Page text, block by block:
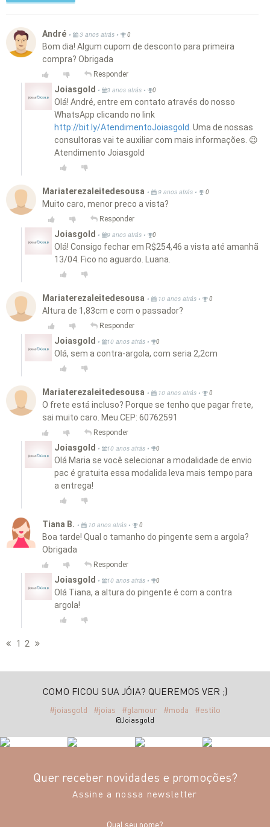
André • 3 anos atrás • 0
Bom dia! Algum cupom de desconto para primeira
compra? Obrigada
Responder
Joiasgold • 3 anos atrás • 0
Olá! André, entre em contato através do nosso
WhatsApp clicando no link
http://bit.ly/AtendimentoJoiasgold. Uma de nossas
consultoras vai te auxiliar com mais informações. 😉
Atendimento Joiasgold
Mariaterezaleitedesousa • 9 anos atrás • 0
Muito caro, menor preco a vista?
Responder
Joiasgold • 9 anos atrás • 0
Olá! Consigo fechar em R$254,46 a vista até amanhã
13/04. Fico no aguardo. Luana.
Mariaterezaleitedesousa • 10 anos atrás • 0
Altura de 1,83cm e com o passador?
Responder
Joiasgold • 10 anos atrás • 0
Olá, sem a contra-argola, com seria 2,2cm
Mariaterezaleitedesousa • 10 anos atrás • 0
O frete está incluso? Porque se tenho que pagar frete,
sai muito caro. Meu CEP: 60762591
Responder
Joiasgold • 10 anos atrás • 0
Olá Maria se você selecionar a modalidade de envio
pac é gratuita essa modalida leva mais tempo para
a entrega!
Tiana B. • 10 anos atrás • 0
Boa tarde! Qual o tamanho do pingente sem a argola?
Obrigada
Responder
Joiasgold • 10 anos atrás • 0
Olá Tiana, a altura do pingente é com a contra
argola!
1 2
COMO FICOU SUA JÓIA? QUEREMOS VER ;)
#joiasgold #joias #glamour #moda #estilo
@Joiasgold
Quer receber novidades e promoções?
Assine a nossa newsletter
Qual seu nome?